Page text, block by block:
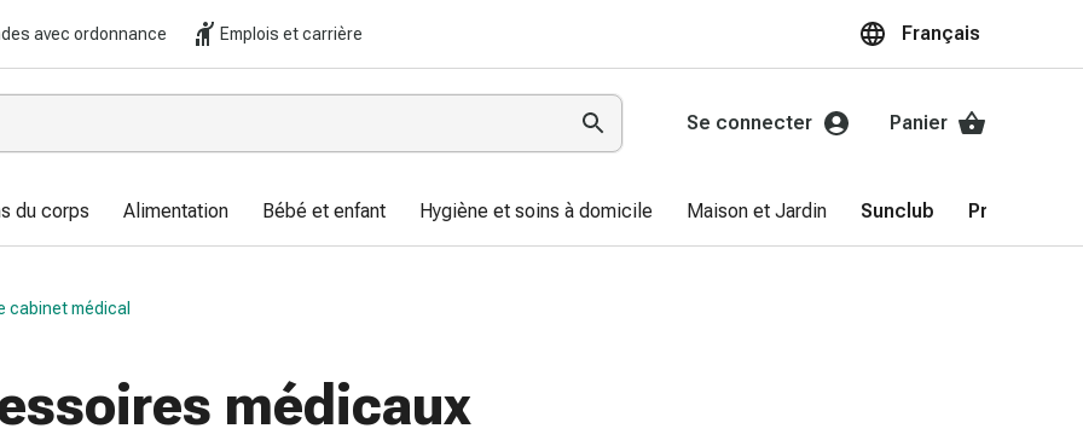
avec ordonnance Emplois et carrière Français
Se connecter Panier
du corps Alimentation Bébé et enfant Hygiène et soins à domicile Maison et Jardin Sunclub Promotions
cabinet médical
médicaux